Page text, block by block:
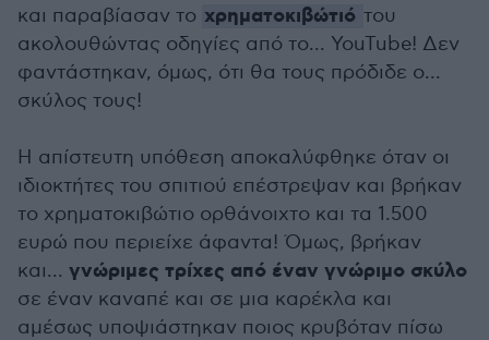
και παραβίασαν το χρηματοκιβώτιό του
ακολουθώντας οδηγίες από το... YouTube! Δεν
φαντάστηκαν, όμως, ότι θα τους πρόδιδε ο...
σκύλος τους!
Η απίστευτη υπόθεση αποκαλύφθηκε όταν οι
ιδιοκτήτες του σπιτιού επέστρεψαν και βρήκαν
το χρηματοκιβώτιο ορθάνοιχτο και τα 1.500
ευρώ που περιείχε άφαντα! Όμως, βρήκαν
και... γνώριμες τρίχες από έναν γνώριμο σκύλο
σε έναν καναπέ και σε μια καρέκλα και
αμέσως υποψιάστηκαν ποιος κρυβόταν πίσω